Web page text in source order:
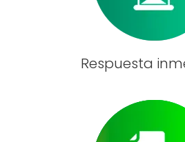
Respuesta